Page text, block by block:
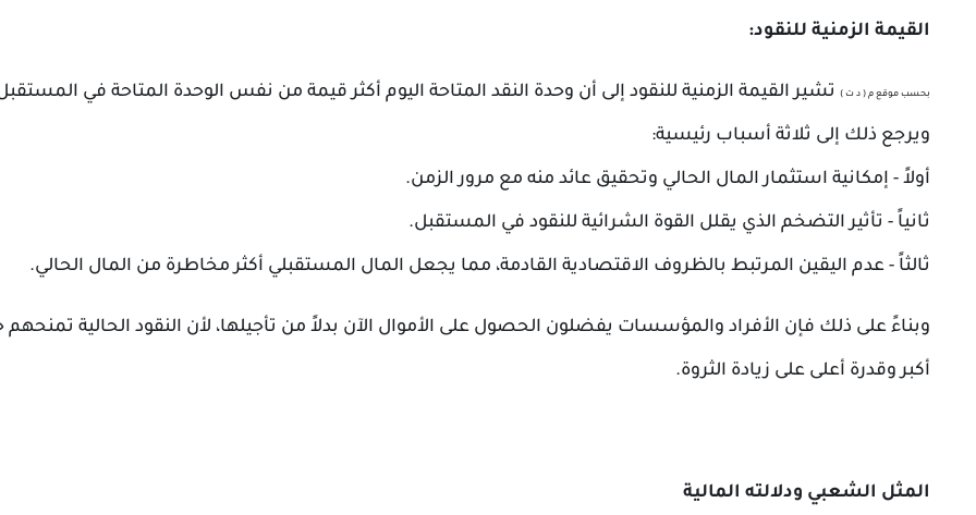
القيمة الزمنية للنقود:
بحسب موقع م ( د ت ) تشير القيمة الزمنية للنقود إلى أن وحدة النقد المتاحة اليوم أكثر قيمة من نفس الوحدة المتاحة في
ويرجع ذلك إلى ثلاثة أسباب رئيسية:
أولاً - إمكانية استثمار المال الحالي وتحقيق عائد منه مع مرور الزمن.
ثانياً - تأثير التضخم الذي يقلل القوة الشرائية للنقود في المستقبل.
ثالثاً - عدم اليقين المرتبط بالظروف الاقتصادية القادمة، مما يجعل المال المستقبلي أكثر مخاطرة من المال الحالي.
وبناءً على ذلك فإن الأفراد والمؤسسات يفضلون الحصول على الأموال الآن بدلاً من تأجيلها، لأن النقود الحالية تمنحهم
أكبر وقدرة أعلى على زيادة الثروة.
المثل الشعبي ودلالته المالية